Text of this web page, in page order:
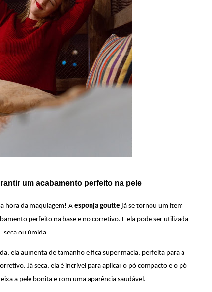
um acabamento perfeito na pele
hora da maquiagem! A esponja goutte já se tornou um item
perfeito na base e no corretivo. E ela pode ser utilizada
seca ou úmida.
ela aumenta de tamanho e fica super macia, perfeita para a
Já seca, ela é incrível para aplicar o pó compacto e o pó
a pele bonita e com uma aparência saudável.